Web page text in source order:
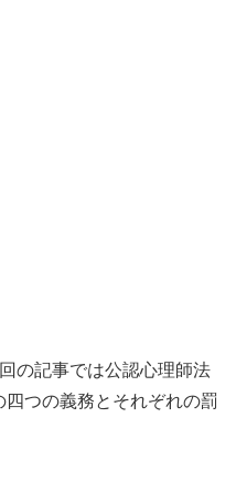
の記事では公認心理師法
つの義務とそれぞれの罰